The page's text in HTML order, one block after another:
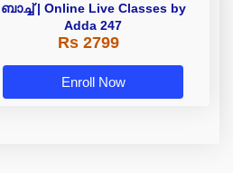
ബാച്ച് | Online Live Classes by
Adda 247
Rs 2799
Enroll Now